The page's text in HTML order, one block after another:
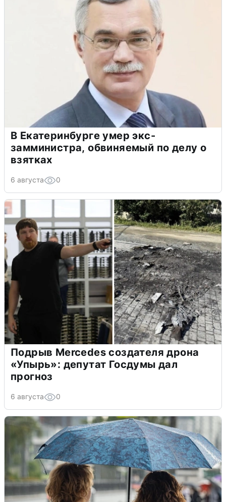
В Екатеринбурге умер экс-
замминистра, обвиняемый по делу о
взятках
6 августа 0
Подрыв Mercedes создателя дрона
«Упырь»: депутат Госдумы дал
прогноз
6 августа 0